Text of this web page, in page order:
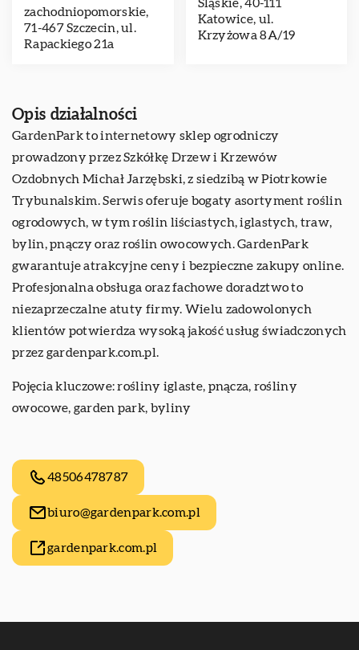
zachodniopomorskie,
71-467 Szczecin, ul.
Rapackiego 21a
Śląskie, 40-111
Katowice, ul.
Krzyżowa 8A/19
Opis działalności
GardenPark to internetowy sklep ogrodniczy
prowadzony przez Szkółkę Drzew i Krzewów
Ozdobnych Michał Jarzębski, z siedzibą w Piotrkowie
Trybunalskim. Serwis oferuje bogaty asortyment roślin
ogrodowych, w tym roślin liściastych, iglastych, traw,
bylin, pnączy oraz roślin owocowych. GardenPark
gwarantuje atrakcyjne ceny i bezpieczne zakupy online.
Profesjonalna obsługa oraz fachowe doradztwo to
niezaprzeczalne atuty firmy. Wielu zadowolonych
klientów potwierdza wysoką jakość usług świadczonych
przez gardenpark.com.pl.
Pojęcia kluczowe: rośliny iglaste, pnącza, rośliny
owocowe, garden park, byliny
48506478787
biuro@gardenpark.com.pl
gardenpark.com.pl